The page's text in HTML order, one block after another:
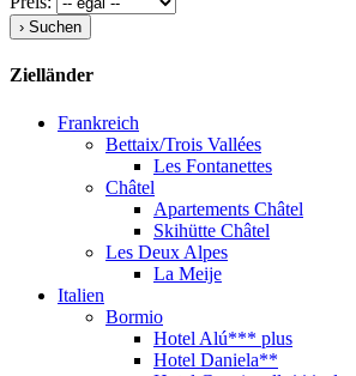
Zielländer
Frankreich
Bettaix/Trois Vallées
Les Fontanettes
Châtel
Apartements Châtel
Skihütte Châtel
Les Deux Alpes
La Meije
Italien
Bormio
Hotel Alú*** plus
Hotel Daniela**